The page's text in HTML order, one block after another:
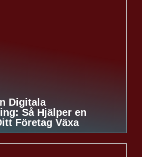
Digitala
Så Hjälper en
Företag Växa